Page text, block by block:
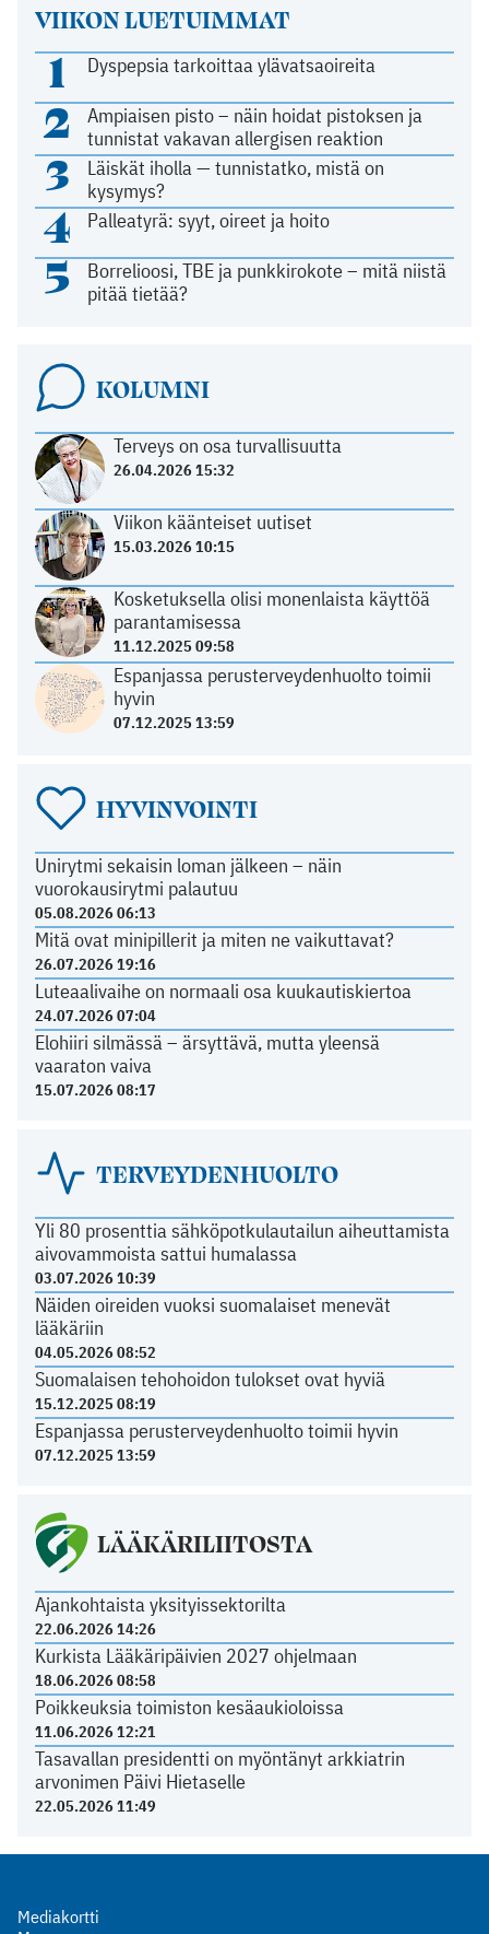
VIIKON LUETUIMMAT
1 Dyspepsia tarkoittaa ylävatsaoireita
2
Ampiaisen pisto – näin hoidat pistoksen ja
tunnistat vakavan allergisen reaktion
3
Läiskät iholla — tunnistatko, mistä on
kysymys?
4 Palleatyrä: syyt, oireet ja hoito
5
Borrelioosi, TBE ja punkkirokote – mitä niistä
pitää tietää?
KOLUMNI
Terveys on osa turvallisuutta
26.04.2026 15:32
Viikon käänteiset uutiset
15.03.2026 10:15
Kosketuksella olisi monenlaista käyttöä
parantamisessa
11.12.2025 09:58
Espanjassa perusterveydenhuolto toimii
hyvin
07.12.2025 13:59
HYVINVOINTI
Unirytmi sekaisin loman jälkeen – näin
vuorokausirytmi palautuu
05.08.2026 06:13
Mitä ovat minipillerit ja miten ne vaikuttavat?
26.07.2026 19:16
Luteaalivaihe on normaali osa kuukautiskiertoa
24.07.2026 07:04
Elohiiri silmässä – ärsyttävä, mutta yleensä
vaaraton vaiva
15.07.2026 08:17
TERVEYDENHUOLTO
Yli 80 prosenttia sähköpotkulautailun aiheuttamista
aivovammoista sattui humalassa
03.07.2026 10:39
Näiden oireiden vuoksi suomalaiset menevät
lääkäriin
04.05.2026 08:52
Suomalaisen tehohoidon tulokset ovat hyviä
15.12.2025 08:19
Espanjassa perusterveydenhuolto toimii hyvin
07.12.2025 13:59
LÄÄKÄRILIITOSTA
Ajankohtaista yksityissektorilta
22.06.2026 14:26
Kurkista Lääkäripäivien 2027 ohjelmaan
18.06.2026 08:58
Poikkeuksia toimiston kesäaukioloissa
11.06.2026 12:21
Tasavallan presidentti on myöntänyt arkkiatrin
arvonimen Päivi Hietaselle
22.05.2026 11:49
Mediakortti